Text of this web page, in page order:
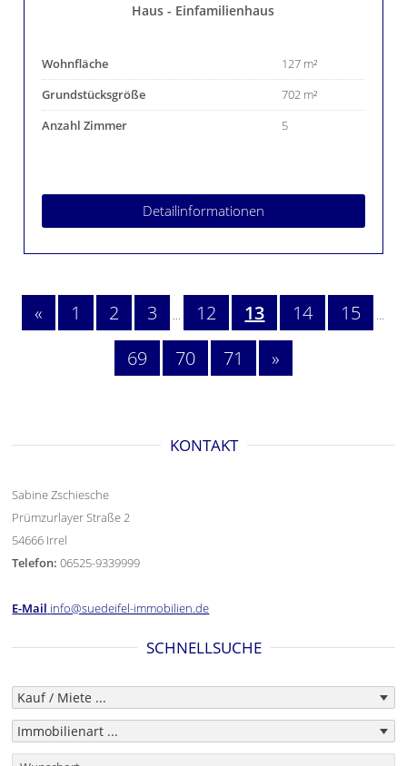
Haus - Einfamilienhaus
Wohnfläche
127 m²
Grundstücksgröße
702 m²
Anzahl Zimmer
5
Detailinformationen
« 1 2 3 ... 12 13 14 15 ...
69 70 71 »
KONTAKT
Sabine Zschiesche
Prümzurlayer Straße 2
54666 Irrel
Telefon: 06525-9339999
E-Mail info@suedeifel-immobilien.de
SCHNELLSUCHE